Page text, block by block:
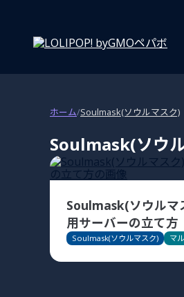
ホーム/Soulmask(ソウルマスク)
Soulmask(ソウ
Soulmask(ソウルマ
用サーバーの立て方
Soulmask(ソウルマスク) マ